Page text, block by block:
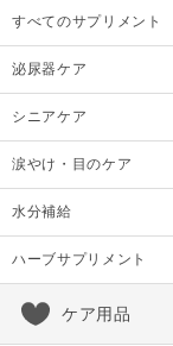
すべてのサプリメント
泌尿器ケア
シニアケア
涙やけ・目のケア
水分補給
ハーブサプリメント
ケア用品